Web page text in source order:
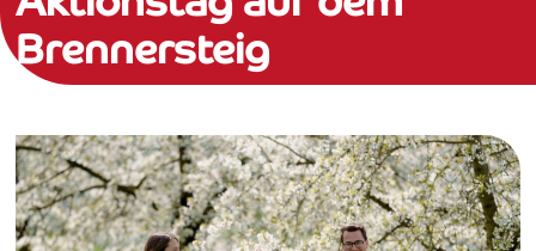
Brennersteig